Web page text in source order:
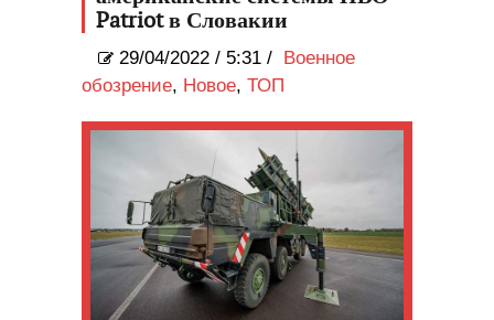
Patriot в Словакии
29/04/2022 / 5:31 / Военное
обозрение, Новое, ТОП